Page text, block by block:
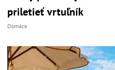
priletieť vrtuľník
Domáce